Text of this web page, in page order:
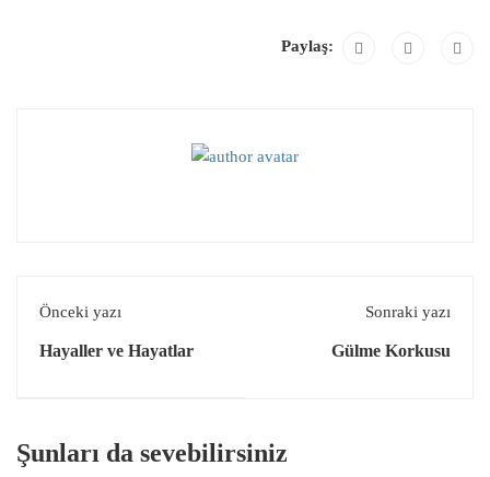
Paylaş:
Önceki yazı
Hayaller ve Hayatlar
Sonraki yazı
Gülme Korkusu
Şunları da sevebilirsiniz